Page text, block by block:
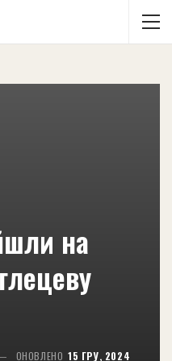
на
ОНОВЛЕНО 15 ГРУ, 2024